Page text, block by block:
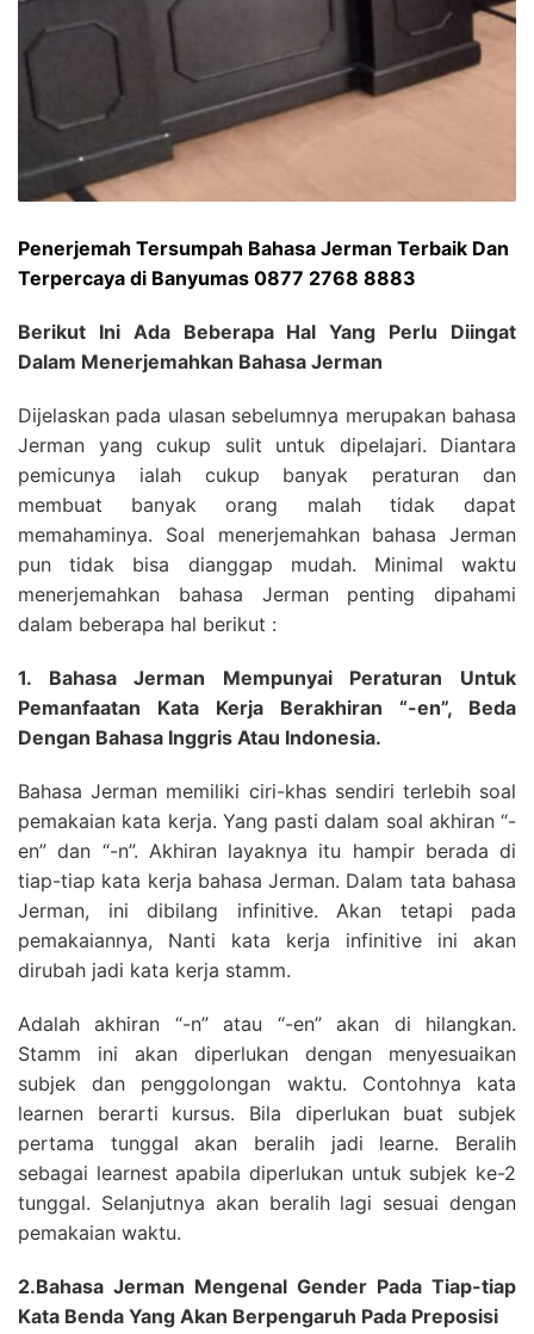
Penerjemah Tersumpah Bahasa Jerman Terbaik Dan
Terpercaya di Banyumas 0877 2768 8883
Berikut Ini Ada Beberapa Hal Yang Perlu Diingat
Dalam Menerjemahkan Bahasa Jerman
Dijelaskan pada ulasan sebelumnya merupakan bahasa
Jerman yang cukup sulit untuk dipelajari. Diantara
pemicunya ialah cukup banyak peraturan dan
membuat banyak orang malah tidak dapat
memahaminya. Soal menerjemahkan bahasa Jerman
pun tidak bisa dianggap mudah. Minimal waktu
menerjemahkan bahasa Jerman penting dipahami
dalam beberapa hal berikut :
1. Bahasa Jerman Mempunyai Peraturan Untuk
Pemanfaatan Kata Kerja Berakhiran “-en”, Beda
Dengan Bahasa Inggris Atau Indonesia.
Bahasa Jerman memiliki ciri-khas sendiri terlebih soal
pemakaian kata kerja. Yang pasti dalam soal akhiran “-
en” dan “-n”. Akhiran layaknya itu hampir berada di
tiap-tiap kata kerja bahasa Jerman. Dalam tata bahasa
Jerman, ini dibilang infinitive. Akan tetapi pada
pemakaiannya, Nanti kata kerja infinitive ini akan
dirubah jadi kata kerja stamm.
Adalah akhiran “-n” atau “-en” akan di hilangkan.
Stamm ini akan diperlukan dengan menyesuaikan
subjek dan penggolongan waktu. Contohnya kata
learnen berarti kursus. Bila diperlukan buat subjek
pertama tunggal akan beralih jadi learne. Beralih
sebagai learnest apabila diperlukan untuk subjek ke-2
tunggal. Selanjutnya akan beralih lagi sesuai dengan
pemakaian waktu.
2.Bahasa Jerman Mengenal Gender Pada Tiap-tiap
Kata Benda Yang Akan Berpengaruh Pada Preposisi